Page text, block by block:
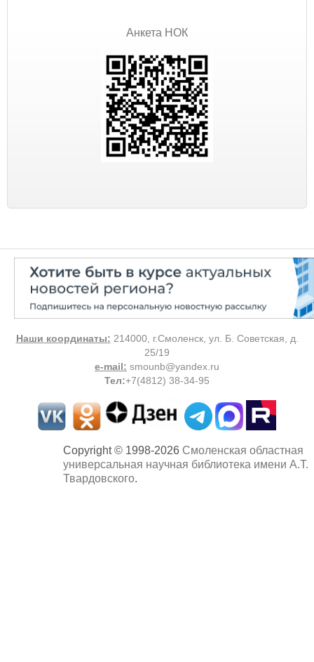
Анкета НОК
Наши координаты: 214000, г.Смоленск, ул. Б. Советская, д.
25/19
e-mail: smounb@yandex.ru
Тел:+7(4812) 38-34-95
Copyright © 1998-2026 Смоленская областная
универсальная научная библиотека имени А.Т.
Твардовского.